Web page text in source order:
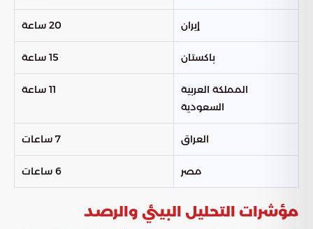
إيران 20 ساعة
باكستان 15 ساعة
المملكة العربية
السعودية
11 ساعة
العراق 7 ساعات
مصر 6 ساعات
مؤشرات التحليل البيئي والرصد